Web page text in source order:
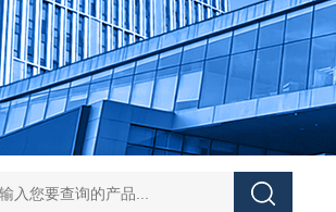
Mini MR standard IKAMAG磁力搅拌器 IT-09A5